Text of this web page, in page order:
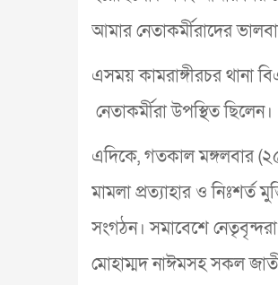
আমার নেতাকর্মীরাদের
এসময় কামরাঙ্গীরচর থানা
নেতাকর্মীরা উপস্থিত ছিলেন।
এদিকে, গতকাল মঙ্গলবার
মামলা প্রত্যাহার ও নিঃশর্ত
সংগঠন। সমাবেশে
মোহাম্মদ নাঈমসহ সকল